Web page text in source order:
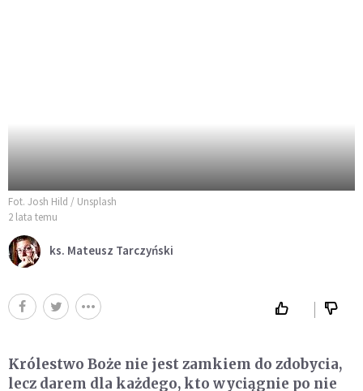
Fot. Josh Hild / Unsplash
2 lata temu
ks. Mateusz Tarczyński
Królestwo Boże nie jest zamkiem do zdobycia,
lecz darem dla każdego, kto wyciągnie po nie